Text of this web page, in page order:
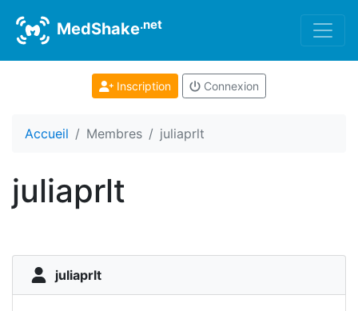
MedShake.net
Inscription Connexion
Accueil Membres juliaprlt
juliaprlt
juliaprlt